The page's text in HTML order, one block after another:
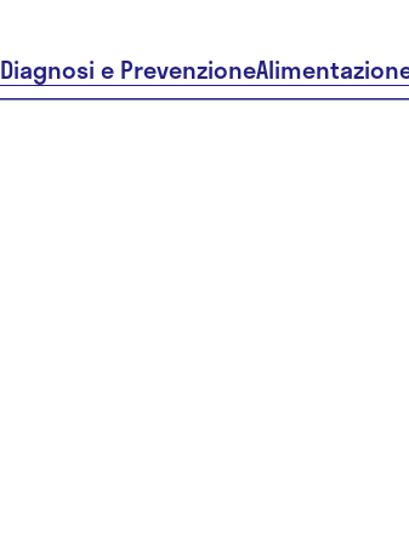
Diagnosi e Prevenzione